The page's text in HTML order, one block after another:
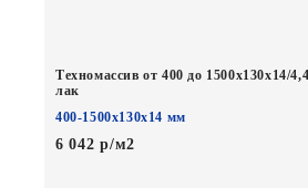
Техномассив от 400 до 1500х130х14/
лак
400-1500х130х14 мм
6 042 р/м2